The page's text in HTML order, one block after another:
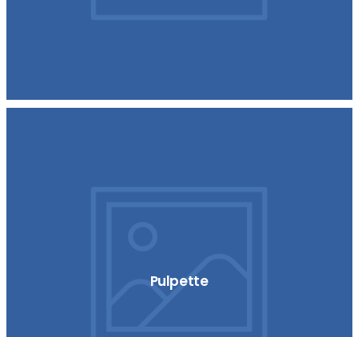
Pulpette